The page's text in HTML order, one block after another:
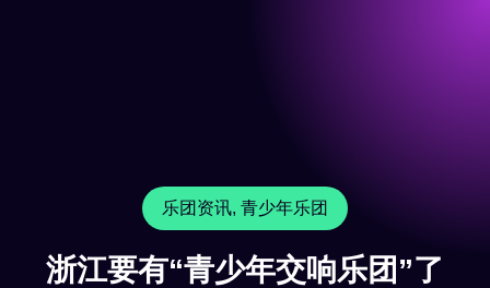
乐团资讯, 青少年乐团
浙江要有“青少年交响乐团”了